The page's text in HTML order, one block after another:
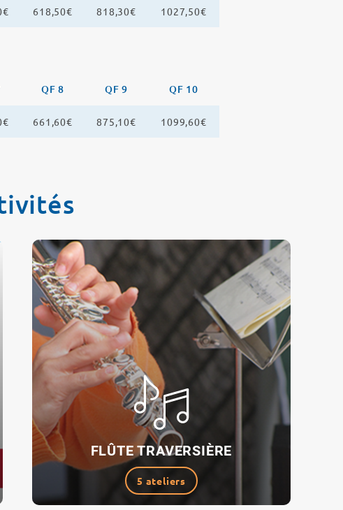
618,50€ 818,30€ 1027,50€
QF 8 QF 9 QF 10
661,60€ 875,10€ 1099,60€
FLÛTE TRAVERSIÈRE
5 ateliers